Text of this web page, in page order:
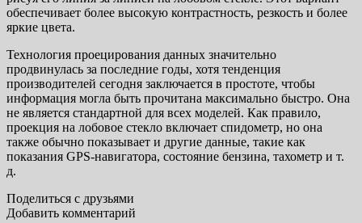
обеспечивает более высокую контрастность, резкость и более
яркие цвета.
Технология проецирования данных значительно
продвинулась за последние годы, хотя тенденция
производителей сегодня заключается в простоте, чтобы
информация могла быть прочитана максимально быстро. Она
не является стандартной для всех моделей. Как правило,
проекция на лобовое стекло включает спидометр, но она
также обычно показывает и другие данные, такие как
показания GPS-навигатора, состояние бензина, тахометр и т.
д.
Поделиться с друзьями
Добавить комментарий